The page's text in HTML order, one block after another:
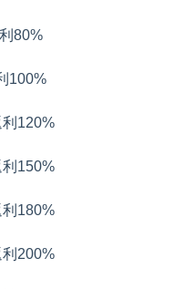
80%
100%
120%
150%
180%
200%